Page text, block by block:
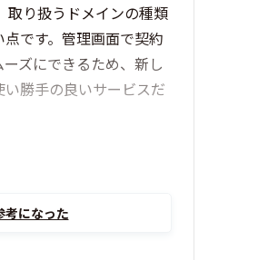
取り扱うドメインの種類
です。管理画面で契約
ズにできるため、新し
勝手の良いサービスだ
考になった